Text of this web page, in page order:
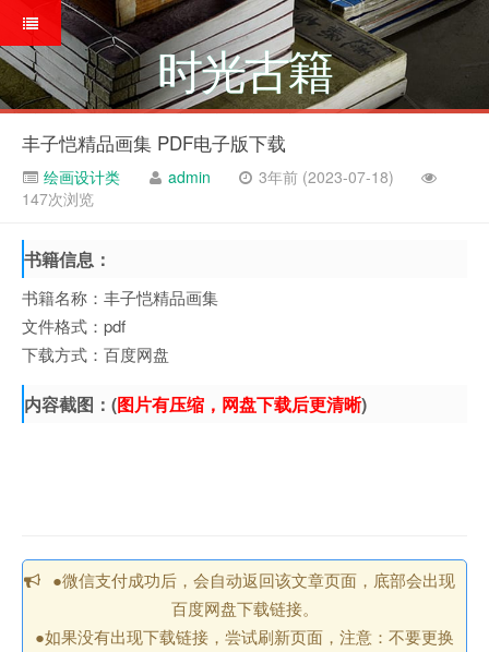
时光古籍
丰子恺精品画集 PDF电子版下载
绘画设计类 admin
3年前 (2023-07-18)
147次浏览
书籍信息：
书籍名称：丰子恺精品画集
文件格式：pdf
下载方式：百度网盘
内容截图：(图片有压缩，网盘下载后更清晰)
●微信支付成功后，会自动返回该文章页面，底部会出现
百度网盘下载链接。
●如果没有出现下载链接，尝试刷新页面，注意：不要更换